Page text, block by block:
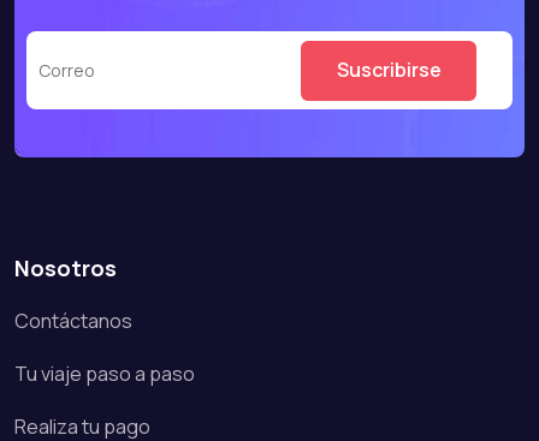
Nosotros
Contáctanos
Tu viaje paso a paso
Realiza tu pago